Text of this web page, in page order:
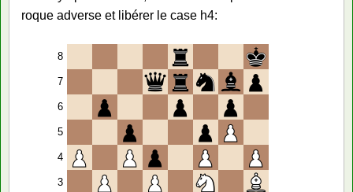
roque adverse et libérer le case h4:
8
7
6
5
4
3